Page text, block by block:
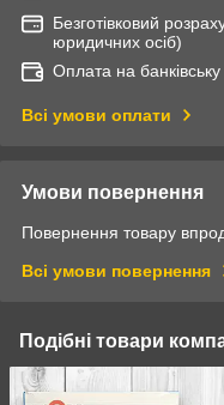
Безготівковий
юридичних осіб)
Оплата на банківську
Всі умови оплати
Умови повернення
Повернення товару
Всі умови повернення
Подібні товари